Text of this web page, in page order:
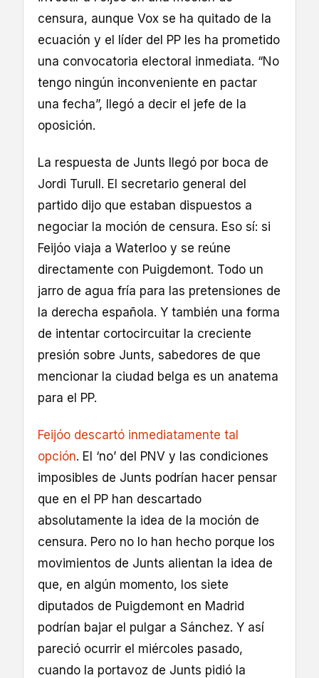
censura, aunque Vox se ha quitado de la
ecuación y el líder del PP les ha prometido
una convocatoria electoral inmediata. “No
tengo ningún inconveniente en pactar
una fecha”, llegó a decir el jefe de la
oposición.
La respuesta de Junts llegó por boca de
Jordi Turull. El secretario general del
partido dijo que estaban dispuestos a
negociar la moción de censura. Eso sí: si
Feijóo viaja a Waterloo y se reúne
directamente con Puigdemont. Todo un
jarro de agua fría para las pretensiones de
la derecha española. Y también una forma
de intentar cortocircuitar la creciente
presión sobre Junts, sabedores de que
mencionar la ciudad belga es un anatema
para el PP.
Feijóo descartó inmediatamente tal
opción. El ‘no’ del PNV y las condiciones
imposibles de Junts podrían hacer pensar
que en el PP han descartado
absolutamente la idea de la moción de
censura. Pero no lo han hecho porque los
movimientos de Junts alientan la idea de
que, en algún momento, los siete
diputados de Puigdemont en Madrid
podrían bajar el pulgar a Sánchez. Y así
pareció ocurrir el miércoles pasado,
cuando la portavoz de Junts pidió la